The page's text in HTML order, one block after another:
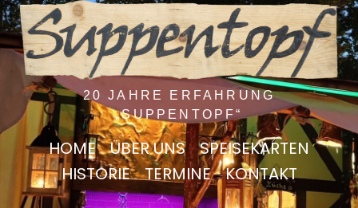
20 JAHRE ERFAHRUNG
„SUPPENTOPF“
HOME ÜBER UNS
SPEISEKARTEN
HISTORIE
TERMINE KONTAKT